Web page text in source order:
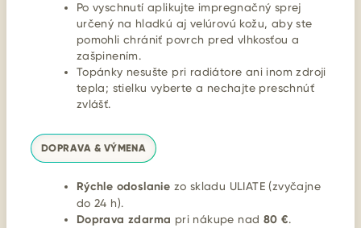
Po vyschnutí aplikujte impregnačný sprej
určený na hladkú aj velúrovú kožu, aby ste
pomohli chrániť povrch pred vlhkosťou a
zašpinením.
Topánky nesušte pri radiátore ani inom zdroji
tepla; stielku vyberte a nechajte preschnúť
zvlášť.
DOPRAVA & VÝMENA
Rýchle odoslanie zo skladu ULIATE (zvyčajne
do 24 h).
Doprava zdarma pri nákupe nad 80 €.